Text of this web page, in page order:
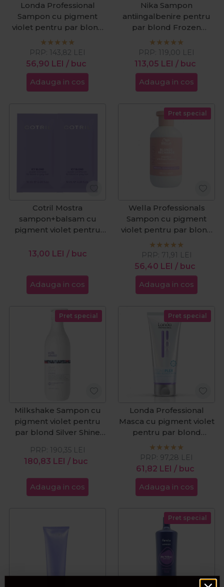
Londa Professional
Sampon cu pigment
violet pentru par blond
TonePlex Pearl Blonde
1000ml
56,90 LEI / buc
PRP: 143,82 LEI
Adauga in cos
Nika Sampon
antiingalbenire pentru
par blond Frozen
Blonde Absolute Shine
250ml
113,05 LEI / buc
PRP: 119,00 LEI
Adauga in cos
Cotril Mostra
sampon+balsam cu
pigment violet pentru
20ml
13,00 LEI / buc
Adauga in cos
Pret special
Wella Professionals
Sampon cu pigment
violet pentru par blond
Invigo Blonde Recharge
300ml
56,40 LEI / buc
PRP: 71,91 LEI
Adauga in cos
Pret special
Milkshake Sampon cu
pigment violet pentru
par blond Silver Shine
180,83 LEI / buc
PRP: 190,35 LEI
Adauga in cos
Pret special
Londa Professional
Masca cu pigment violet
pentru par blond
TonePlex Pearl Blonde
200ml
61,82 LEI / buc
PRP: 97,28 LEI
Adauga in cos
Pret special